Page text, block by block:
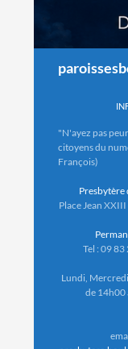
"N'ayez pas
citoyens du
François)
Presbytère
Place Jean
Tel : 09
Lundi,
de 14h00